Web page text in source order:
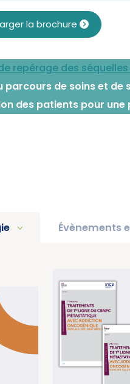
la brochure
repérage des
de soins et
des patients pour
Évènements
DIAGNOSTIC ET TRAITEMENT
Publication d’un
traitements de 1re ligne
métastatique avec
oncogénique,
synthèse et d’une
(Institut National du